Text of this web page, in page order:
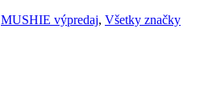
MUSHIE výpredaj, Všetky značky